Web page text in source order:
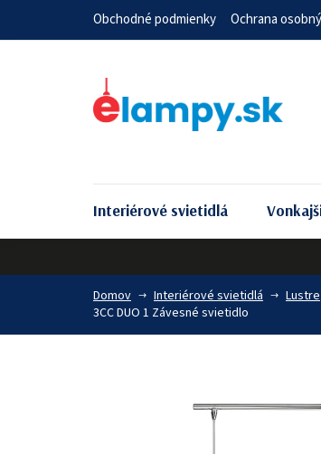
Obchodné podmienky Ochrana
Interiérové svietidlá
Domov Interiérové svietidlá Lustre
3CC DUO 1 Závesné svietidlo